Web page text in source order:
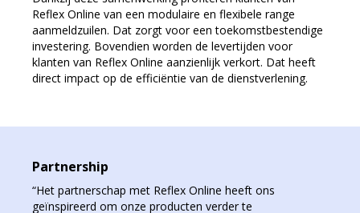
Reflex Online van een modulaire en flexibele range
aanmeldzuilen. Dat zorgt voor een toekomstbestendige
investering. Bovendien worden de levertijden voor
klanten van Reflex Online aanzienlijk verkort. Dat heeft
direct impact op de efficiëntie van de dienstverlening.
Partnership
“Het partnerschap met Reflex Online heeft ons
geïnspireerd om onze producten verder te